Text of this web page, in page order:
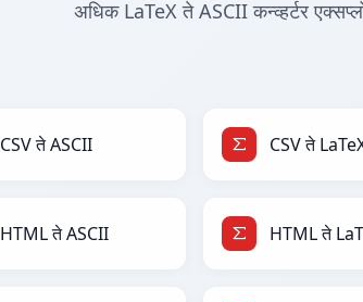
अधिक LaTeX ते ASCII कन्व्हर्टर
CSV ते ASCII CSV ते
HTML ते ASCII HTML ते